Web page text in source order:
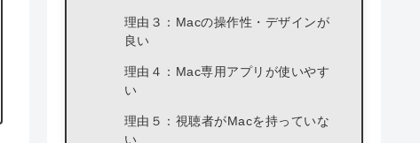
理由３：Macの操作性・デザインが
良い
理由４：Mac専用アプリが使いやす
い
理由５：視聴者がMacを持っていな
い